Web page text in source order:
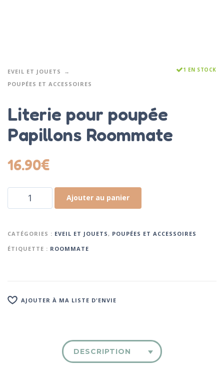
EVEIL ET JOUETS
POUPÉES ET ACCESSOIRES
1 EN STOCK
Literie pour poupée
Papillons Roommate
16.90€
Ajouter au panier
CATÉGORIES : EVEIL ET JOUETS, POUPÉES ET ACCESSOIRES
ÉTIQUETTE : ROOMMATE
AJOUTER À MA LISTE D'ENVIE
DESCRIPTION